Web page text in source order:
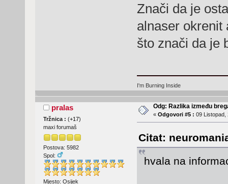
Znači da je
alnaser okrenit
što znači da je
I'm Burning Inside
pralas
Tržnica : (+17)
maxi forumaš
Postova: 5982
Spol:
Mjesto: Osijek
Odg: Razlika između
« Odgovori #5 : 09 Listopad,
Citat:
hvala na